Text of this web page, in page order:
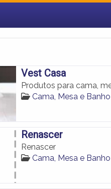
Vest Casa
Produtos para cama,
Cama, Mesa e
Renascer
Renascer
Cama, Mesa e